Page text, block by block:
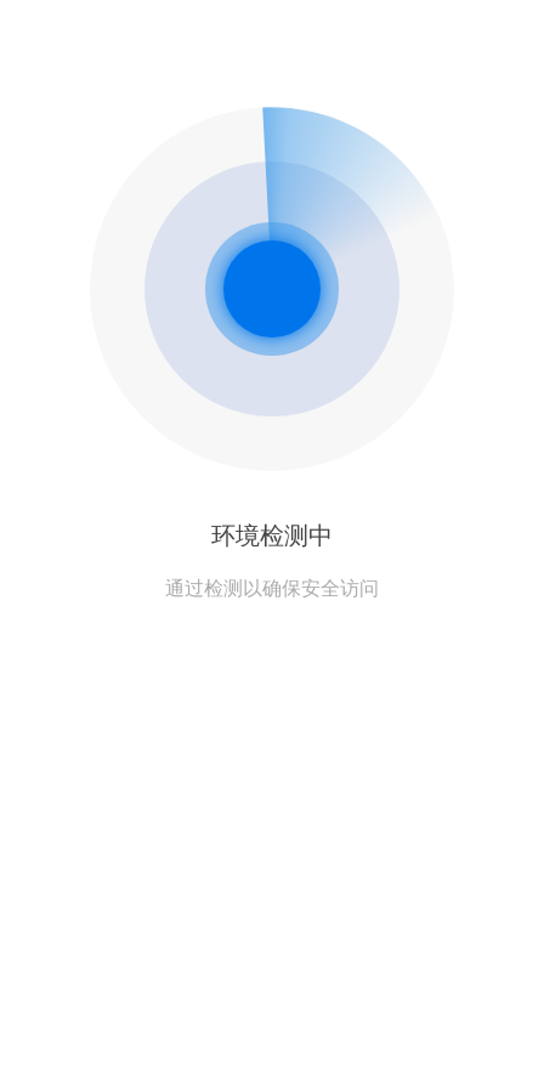
环境检测中
通过检测以确保安全访问